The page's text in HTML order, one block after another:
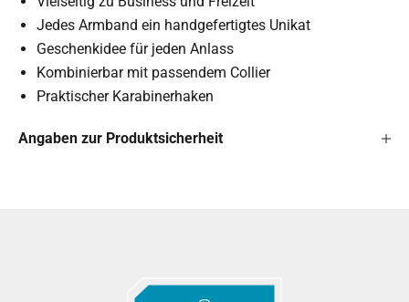
Jedes Armband ein handgefertigtes Unikat
Geschenkidee für jeden Anlass
Kombinierbar mit passendem Collier
Praktischer Karabinerhaken
Angaben zur Produktsicherheit